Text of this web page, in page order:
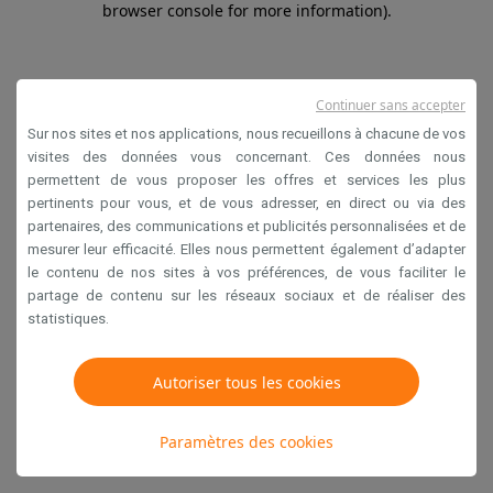
browser console for more information).
Sur nos sites et nos applications, nous recueillons à chacune de vos
visites des données vous concernant. Ces données nous
permettent de vous proposer les offres et services les plus
pertinents pour vous, et de vous adresser, en direct ou via des
partenaires, des communications et publicités personnalisées et de
mesurer leur efficacité. Elles nous permettent également d’adapter
le contenu de nos sites à vos préférences, de vous faciliter le
partage de contenu sur les réseaux sociaux et de réaliser des
statistiques.
Autoriser tous les cookies
Paramètres des cookies
Continuer sans accepter